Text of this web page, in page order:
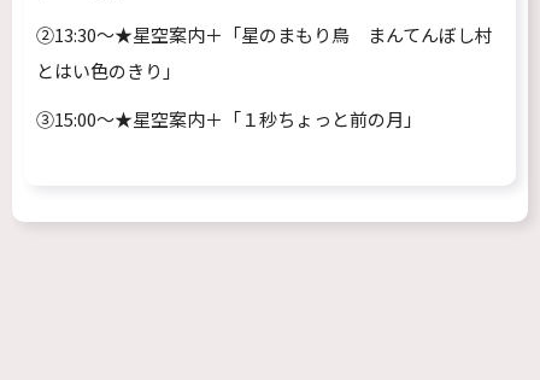
②13:30～★星空案内＋「星のまもり鳥 まんてんぼし村
とはい色のきり」
③15:00～★星空案内＋「１秒ちょっと前の月」